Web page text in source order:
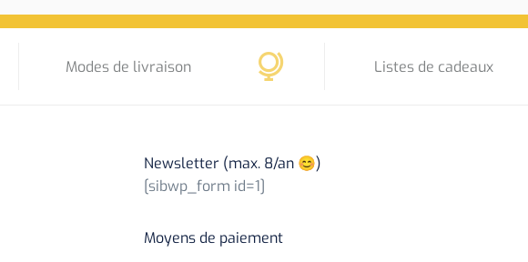
Modes de livraison Listes de cadeaux
Newsletter (max. 8/an 😊)
[sibwp_form id=1]
Moyens de paiement